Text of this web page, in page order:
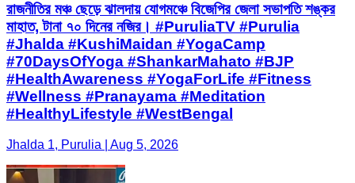
রাজনীতির মঞ্চ ছেড়ে ঝালদায় যোগমঞ্চে বিজেপির জেলা সভাপতি শঙ্কর
মাহাত, টানা ৭০ দিনের নজির। #PuruliaTV #Purulia
#Jhalda #KushiMaidan #YogaCamp
#70DaysOfYoga #ShankarMahato #BJP
#HealthAwareness #YogaForLife #Fitness
#Wellness #Pranayama #Meditation
#HealthyLifestyle #WestBengal
Jhalda 1, Purulia | Aug 5, 2026